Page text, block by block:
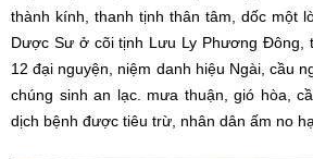
thành kính, thanh tịnh thân tâm, dốc một
Dược Sư ở cõi tịnh Lưu Ly Phương Đông,
12 đại nguyện, niệm danh hiệu Ngài, cầu
chúng sinh an lạc. mưa thuận, gió hòa,
dịch bệnh được tiêu trừ, nhân dân ấm no